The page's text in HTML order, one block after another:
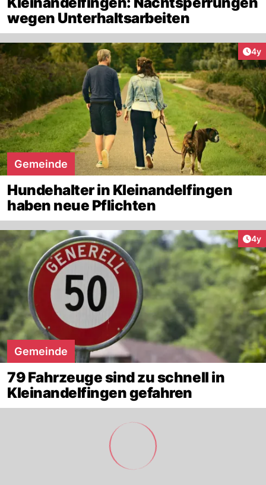
wegen Unterhaltsarbeiten
4y
Gemeinde
Hundehalter in Kleinandelfingen
haben neue Pflichten
4y
Gemeinde
79 Fahrzeuge sind zu schnell in
Kleinandelfingen gefahren